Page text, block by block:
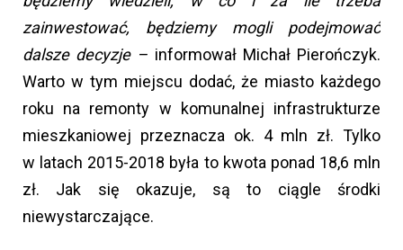
zainwestować, będziemy mogli podejmować
dalsze decyzje – informował Michał Pierończyk.
Warto w tym miejscu dodać, że miasto każdego
roku na remonty w komunalnej infrastrukturze
mieszkaniowej przeznacza ok. 4 mln zł. Tylko
w latach 2015-2018 była to kwota ponad 18,6 mln
zł. Jak się okazuje, są to ciągle środki
niewystarczające.